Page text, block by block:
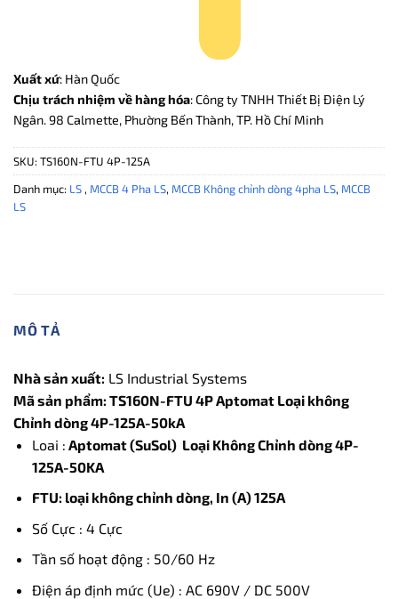
Xuất xứ: Hàn Quốc
Chịu trách nhiệm về hàng hóa: Công ty TNHH Thiết Bị Điện Lý
Ngân. 98 Calmette, Phường Bến Thành, TP. Hồ Chí Minh
SKU: TS160N-FTU 4P-125A
Danh mục: LS , MCCB 4 Pha LS, MCCB Không chỉnh dòng 4pha LS, MCCB
LS
MÔ TẢ
Nhà sản xuất: LS Industrial Systems
Mã sản phẩm: TS160N-FTU 4P Aptomat Loại không
Chỉnh dòng 4P-125A-50kA
Loai : Aptomat (SuSol) Loại Không Chỉnh dòng 4P-
125A-50KA
FTU: loại không chỉnh dòng, In (A) 125A
Số Cực : 4 Cực
Tần số hoạt động : 50/60 Hz
Điện áp định mức (Ue) : AC 690V / DC 500V